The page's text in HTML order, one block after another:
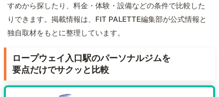
すめから探したり、料金・体験・設備などの条件で比較した
りできます。掲載情報は、FIT PALETTE編集部が公式情報と
独自取材をもとに整理しています。
ロープウェイ入口駅のパーソナルジムを
要点だけでサクッと比較